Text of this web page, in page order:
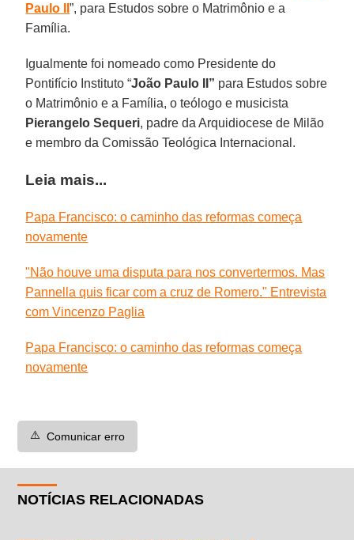
Paulo II”, para Estudos sobre o Matrimônio e a
Família.
Igualmente foi nomeado como Presidente do
Pontifício Instituto “João Paulo II” para Estudos sobre
o Matrimônio e a Família, o teólogo e musicista
Pierangelo Sequeri, padre da Arquidiocese de Milão
e membro da Comissão Teológica Internacional.
Leia mais...
Papa Francisco: o caminho das reformas começa
novamente
"Não houve uma disputa para nos convertermos. Mas
Pannella quis ficar com a cruz de Romero." Entrevista
com Vincenzo Paglia
Papa Francisco: o caminho das reformas começa
novamente
⚠️ Comunicar erro
NOTÍCIAS RELACIONADAS